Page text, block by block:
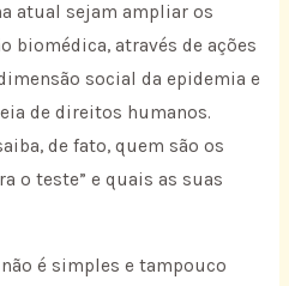
atual sejam ampliar os
biomédica, através de ações
social da epidemia e
de direitos humanos.
de fato, quem são os
o teste” e quais as suas
é simples e tampouco